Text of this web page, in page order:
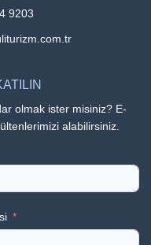
9203
olmak ister misiniz? E-
alabilirsiniz.